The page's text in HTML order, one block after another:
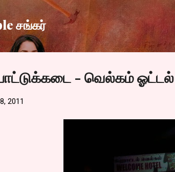
Skip
சங்கர்
- வெல்கம் ஓட்டல்
2011